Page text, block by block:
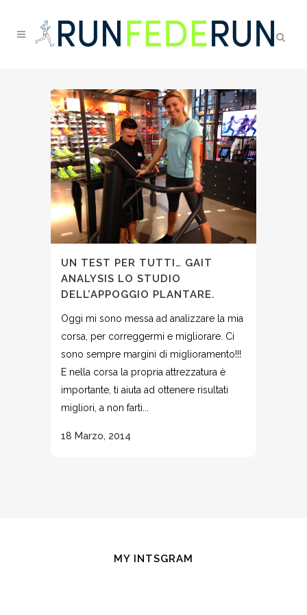
UN TEST PER TUTTI… GAIT
ANALYSIS LO STUDIO
DELL’APPOGGIO PLANTARE.
Oggi mi sono messa ad analizzare la mia
corsa, per correggermi e migliorare. Ci
sono sempre margini di miglioramento!!!
E nella corsa la propria attrezzatura è
importante, ti aiuta ad ottenere risultati
migliori, a non farti...
18 Marzo, 2014
MY INTSGRAM